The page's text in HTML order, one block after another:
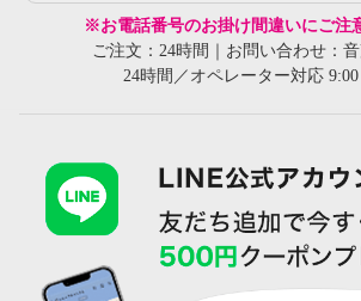
※お電話番号のお掛け間違いにご注
ご注文：24時間｜お問い合わせ：
24時間／オペレーター対応 9:00